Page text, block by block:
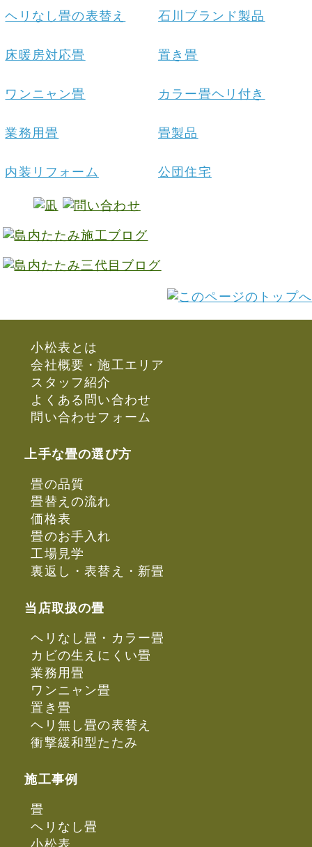
ヘリなし畳の表替え 石川ブランド製品
床暖房対応畳 置き畳
ワンニャン畳 カラー畳ヘリ付き
業務用畳 畳製品
内装リフォーム 公団住宅
小松表とは
会社概要・施工エリア
スタッフ紹介
よくある問い合わせ
問い合わせフォーム
上手な畳の選び方
畳の品質
畳替えの流れ
価格表
畳のお手入れ
工場見学
裏返し・表替え・新畳
当店取扱の畳
ヘリなし畳・カラー畳
カビの生えにくい畳
業務用畳
ワンニャン畳
置き畳
ヘリ無し畳の表替え
衝撃緩和型たたみ
施工事例
畳
ヘリなし畳
小松表